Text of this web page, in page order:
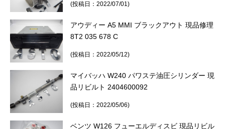
(投稿日：2022/07/01)
アウディー A5 MMI ブラックアウト 現品修理
8T2 035 678 C
(投稿日：2022/05/12)
マイバッハ W240 パワステ油圧シリンダー 現
品リビルト 2404600092
(投稿日：2022/05/06)
ベンツ W126 フューエルディスビ 現品リビル